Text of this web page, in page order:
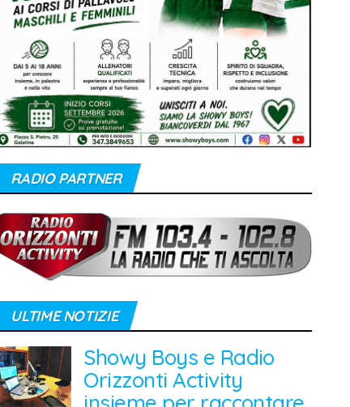
RADIO PARTNER
ULTIME NOTIZIE
Showy Boys e Radio
Orizzonti Activity